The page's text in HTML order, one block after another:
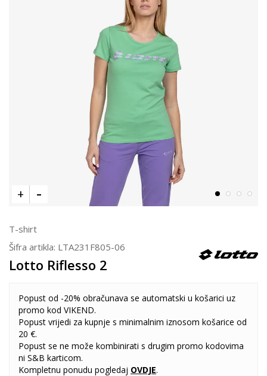
T-shirt
Šifra artikla: LTA231F805-06
Lotto Riflesso 2
Popust od -20% obračunava se automatski u košarici uz
promo kod VIKEND.
Popust vrijedi za kupnje s minimalnim iznosom košarice od
20 €.
Popust se ne može kombinirati s drugim promo kodovima
ni S&B karticom.
Kompletnu ponudu pogledaj OVDJE.